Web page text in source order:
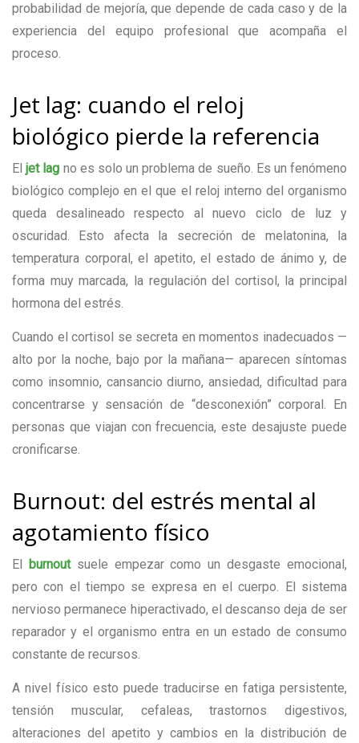
probabilidad de mejoría, que depende de cada caso y de la
experiencia del equipo profesional que acompaña el
proceso.
Jet lag: cuando el reloj
biológico pierde la referencia
Eljet lag no es solo un problema de sueño. Es un fenómeno
biológico complejo en el que el reloj interno del organismo
queda desalineado respecto al nuevo ciclo de luz y
oscuridad. Esto afecta la secreción de melatonina, la
temperatura corporal, el apetito, el estado de ánimo y, de
forma muy marcada, la regulación del cortisol, la principal
hormona del estrés.
Cuando el cortisol se secreta en momentos inadecuados —
alto por la noche, bajo por la mañana— aparecen síntomas
como insomnio, cansancio diurno, ansiedad, dificultad para
concentrarse y sensación de “desconexión” corporal. En
personas que viajan con frecuencia, este desajuste puede
cronificarse.
Burnout: del estrés mental al
agotamiento físico
El burnoutsuele empezar como un desgaste emocional,
pero con el tiempo se expresa en el cuerpo. El sistema
nervioso permanece hiperactivado, el descanso deja de ser
reparador y el organismo entra en un estado de consumo
constante de recursos.
A nivel físico esto puede traducirse en fatiga persistente,
tensión muscular, cefaleas, trastornos digestivos,
alteraciones del apetito y cambios en la distribución de